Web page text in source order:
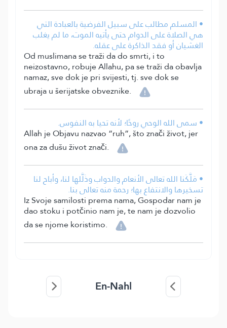
• المسلم مطالب على سبيل الفرضية بالعبادة التي
هي الصلاة على الدوام حتى يأتيه الموت، ما لم يغلب
الغشيان أو فقد الذاكرة على عقله.
Od muslimana se traži da do smrti, i to
neizostavno, robuje Allahu, pa se traži da obavlja
namaz, sve dok je pri svijesti, tj. sve dok se
ubraja u šerijatske obveznike.
• سمى الله الوحي روحًا؛ لأنه تحيا به النفوس.
Allah je Objavu nazvao “ruh”, što znači život, jer
ona za dušu život znači.
• مَلَّكَنا الله تعالى الأنعام والدواب وذَلَّلها لنا، وأباح لنا
تسخيرها والانتفاع بها؛ رحمة منه تعالى بنا.
Iz Svoje samilosti prema nama, Gospodar nam je
dao stoku i potčinio nam je, te nam je dozvolio
da se njome koristimo.
En-Nahl